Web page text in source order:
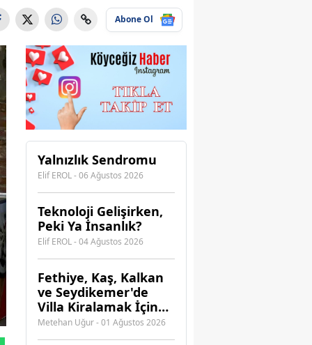
Abone Ol
Yalnızlık Sendromu
Elif EROL - 06 Ağustos 2026
Teknoloji Gelişirken,
Peki Ya İnsanlık?
Elif EROL - 04 Ağustos 2026
Fethiye, Kaş, Kalkan
ve Seydikemer'de
Villa Kiralamak İçin
Hangi Acenteye
Güvenebilirsiniz?
Metehan Uğur - 01 Ağustos 2026